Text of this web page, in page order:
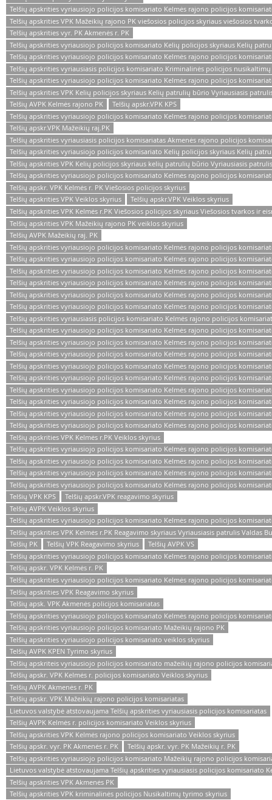
Telšių apskrities vyriausiojo policijos komisariato Kelmės rajono policijos
Telšių apskrities VPK Mažeikių rajono PK viešosios policijos skyriaus viešosios
Telšių apskrities vyr. PK Akmenės r. PK
Telšių apskrities vyriausiojo policijos komisariato Kelių policijos skyriaus Kelių
Telšių apskrities vyriausiojo policijos komisariato Kelmės rajono policijos
Telšių apskrities vyriausiasis policijos komisariato Kriminalinės policijos
Telšių apskrities vyriausiojo policijos komisariato Kelmės rajono policijos
Telšių apskrities VPK Kelių policijos skyriaus Kelių patrulių būrio Vyriausiasis
Telšių AVPK Kelmės rajono PK
Telšių apskr.VPK KPS
Telšių apskrities vyriausiojo policijos komisariato Kelmės rajono policijos
Telšių apskr.VPK Mažeikių raj.PK
Telšių apskrities vyriausiasis policijos komisariatas Akmenės rajono policijos
Telšių apskrities vyriausiojo policijos komisariato Kelių policijos skyriaus Kelių
Telšių apskrities VPK Kelių policijos skyriaus kelių patrulių būrio Vyriausiasis patrulis
Telšių apskrities vyriausiojo policijos komisariato Kelmės rajono policijos
Telšių apskr. VPK Kelmės r. PK Viešosios policijos skyrius
Telšių apskrities VPK Veiklos skyrius
Telšių apskr.VPK Veiklos skyrius
Telšių apskrities VPK Kelmės r.PK Viešosios policijos skyriaus Viešosios tvarkos ir
Telšių apskrities VPK Mažeikių rajono PK veiklos skyrius
Telšių AVPK Mažeikių raj. PK
Telšių apskrities vyriausiojo policijos komisariato Kelmės rajono policijos
Telšių apskrities vyriausiojo policijos komisariato Kelmės rajono policijos
Telšių apskrities vyriausiojo policijos komisariato Kelmės rajono policijos
Telšių apskrities vyriausiojo policijos komisariato Kelmės rajono policijos
Telšių apskrities vyriausiojo policijos komisariato Kelmės rajono policijos
Telšių apskrities vyriausiojo policijos komisariato Kelmės rajono policijos
Telšių apskrities vyriausiasis policijos komisariato Kelmės rajono policijos
Telšių apskrities vyriausiojo policijos komisariato Kelmės rajono policijos
Telšių apskrities vyriausiojo policijos komisariato Kelmės rajono policijos
Telšių apskrities vyriausiojo policijos komisariato Kelmės rajono policijos
Telšių apskrities vyriausiojo policijos komisariato Kelmės rajono policijos
Telšių apskrities vyriausiojo policijos komisariato Kelmės rajono policijos
Telšių apskrities vyriausiojo policijos komisariato Kelmės rajono policijos
Telšių apskrities vyriausiojo policijos komisariato Kelmės rajono policijos
Telšių apskrities vyriausiojo policijos komisariato Kelmės rajono policijos
Telšių apskrities vyriausiojo policijos komisariato Kelmės rajono policijos
Telšių apskrities VPK Kelmės r.PK Veiklos skyrius
Telšių apskrities vyriausiojo policijos komisariato Kelmės rajono policijos
Telšių apskrities vyriausiojo policijos komisariato Kelmės rajono policijos
Telšių apskrities vyriausiojo policijos komisariato Kelmės rajono policijos
Telšių apskrities vyriausiojo policijos komisariato Kelmės rajono policijos
Telšių VPK KPS
Telšių apskr.VPK reagavimo skyrius
Telšių AVPK Veiklos skyrius
Telšių apskrities vyriausiojo policijos komisariato Kelmės rajono policijos
Telšių apskrities VPK Kelmės r.PK Reagavimo skyriaus Vyriausiasis patrulis Valdas
Telšių PK
Telšių VPK Reagavimo skyrius
Telšių AVPK VS
Telšių apskrities vyriausiojo policijos komisariato Kelmės rajono policijos
Telšių apskr. VPK Kelmės r. PK
Telšių apskrities vyriausiojo policijos komisariato Kelmės rajono policijos
Telšių apskrities VPK Reagavimo skyrius
Telšių apsk. VPK Akmenės policijos komisariatas
Telšių apskrities vyriausiojo policijos komisariato Kelmės rajono policijos
Telšių apskrities vyriausiojo policijos komisariato Mažeikių rajono PK
Telšių apskrities vyriausiojo policijos komisariato veiklos skyrius
Telšių AVPK KPEN Tyrimo skyrius
Telšių apskriteis vyriausiojo policijos komisariato mažeikių rajono policijos
Telšių apskr. VPK Kelmės r. policijos komisariato Veiklos skyrius
Telšių AVPK Akmenės r. PK
Telšių apskr. VPK Mažeikių rajono policijos komisariatas
Lietuvos valstybė atstovaujama Telšių apskrities vyriausiasis policijos komisariatas
Telšių AVPK Kelmės r. policijos komisariato Veiklos skyrius
Telšių apskrities VPK Kelmės rajono policijos komisariato Veiklos skyrius
Telšių apskr. vyr. PK Akmenės r. PK
Telšių apskr. vyr. PK Mažeikių r. PK
Telšių apskrities vyriausiojo policijos komisariato Mažeikių rajono policijos
Lietuvos valstybė atstovaujama Telšių apskrities vyriausiasis policijos komisariato
Telšių apskrities VPK Akmenės PK
Telšių apskrities VPK kriminalinės policijos Nusikaltimų tyrimo skyrius